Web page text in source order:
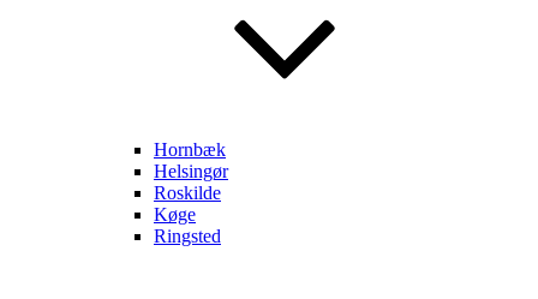
Hornbæk
Helsingør
Roskilde
Køge
Ringsted